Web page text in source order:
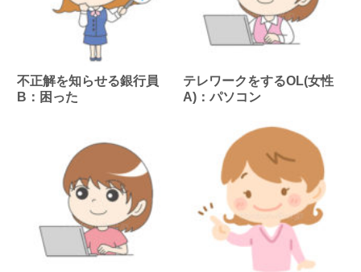
不正解を知らせる銀行員
B：困った
テレワークをするOL(女性
A)：パソコン